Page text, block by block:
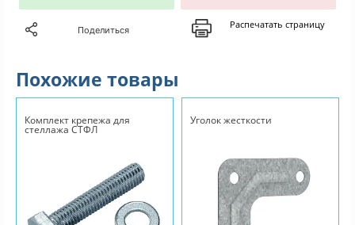
Поделиться Распечатать страницу
Похожие товары
Комплект крепежа для
стеллажа СТФЛ
Уголок жесткости